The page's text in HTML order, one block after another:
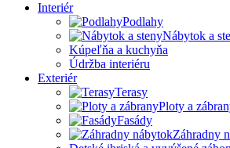
Interiér
Podlahy
Nábytok a
Kúpeľňa a kuchyňa
Údržba interiéru
Exteriér
Terasy
Ploty a
Fasády
Záhradny